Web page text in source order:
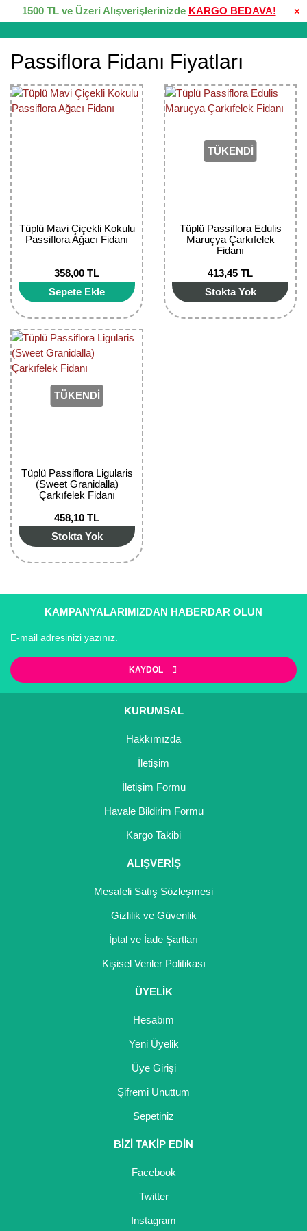
×
1500 TL ve Üzeri Alışverişlerinizde KARGO BEDAVA!
Passiflora Fidanı Fiyatları
Tüplü Mavi Çiçekli Kokulu
Passiflora Ağacı Fidanı
358,00 TL
Sepete Ekle
TÜKENDİ
Tüplü Passiflora Edulis
Maruçya Çarkıfelek
Fidanı
413,45 TL
Stokta Yok
TÜKENDİ
Tüplü Passiflora Ligularis
(Sweet Granidalla)
Çarkıfelek Fidanı
458,10 TL
Stokta Yok
KAMPANYALARIMIZDAN HABERDAR OLUN
KAYDOL
KURUMSAL
Hakkımızda
İletişim
İletişim Formu
Havale Bildirim Formu
Kargo Takibi
ALIŞVERİŞ
Mesafeli Satış Sözleşmesi
Gizlilik ve Güvenlik
İptal ve İade Şartları
Kişisel Veriler Politikası
ÜYELİK
Hesabım
Yeni Üyelik
Üye Girişi
Şifremi Unuttum
Sepetiniz
BİZİ TAKİP EDİN
Facebook
Twitter
Instagram